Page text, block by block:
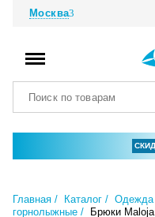
Москва
Главная Каталог Одежда
горнолыжные
Брюки